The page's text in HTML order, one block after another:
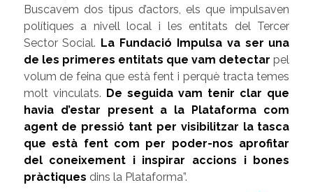
Buscavem dos tipus d’actors, els que impulsaven
polítiques a nivell local i les entitats del Tercer
Sector Social. La Fundació Impulsa va ser una
de les primeres entitats que vam detectar pel
volum de feina que està fent i perquè tracta temes
molt vinculats. De seguida vam tenir clar que
havia d’estar present a la Plataforma com
agent de pressió tant per visibilitzar la tasca
que està fent com per poder-nos aprofitar
del coneixement i inspirar accions i bones
pràctiques dins la Plataforma”.